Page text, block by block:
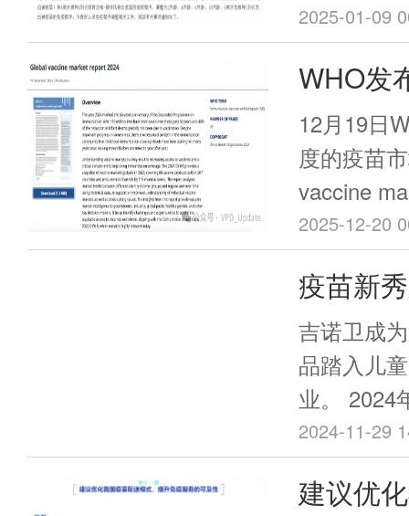
院同意，
起，在全
龄、4月龄
种1剂次吸
破伤风联
疫苗）和6
喉-破伤风
调整为2月
月龄、6周
苗的免疫
序调整相
知如下。
2025-01-09
WHO发
苗市场
12月19日
度的疫苗
vaccine
2025-12-20
疫苗新
磅疫苗
吉诺卫成
品踏入儿
业。 2024年11月21日，吉诺卫自
主研发的
毒疫苗（
组呼吸道
2024-11-29
建议优